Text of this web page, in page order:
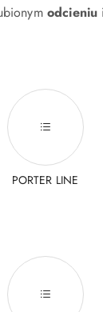
odcieniu i
PORTER LINE